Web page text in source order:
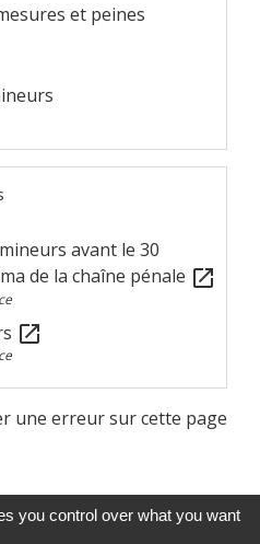
et peines
avant le 30
de la chaîne pénale open_in_new
open_in_new
une erreur sur cette page
you control over what you want